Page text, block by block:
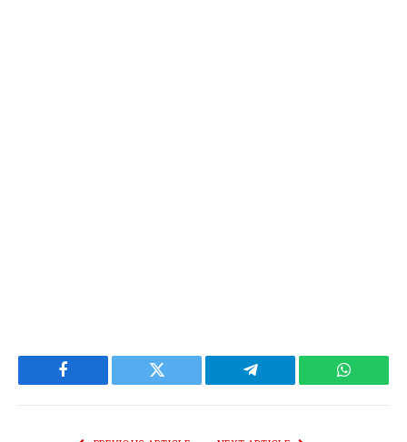
Facebook Twitter Telegram